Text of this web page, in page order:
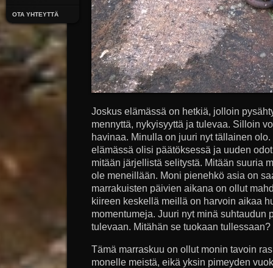
OTA YHTEYTTÄ
Joskus elämässä on hetkiä, jolloin
mennyttä, nykyisyyttä ja tulevaa. Silloin
havinaa. Minulla on juuri nyt tällainen
elämässä olisi päätöksessä ja uuden
mitään järjellistä selitystä. Mitään suuria
ole meneillään. Moni pienehkö asia on
marrakuisten päivien aikana on ollut
kiireen keskellä meillä on harvoin aikaa
momentumeja. Juuri nyt minä suhtaudun
tulevaan. Mitähän se tuokaan tullessaan?
Tämä marraskuu on ollut monin tavoin
monelle meistä, eikä yksin pimeyden